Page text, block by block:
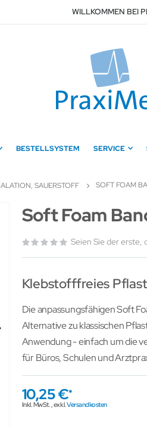
WILLKOMMEN BEI
BESTELLSYSTEM SERVICE
SAUERSTOFF SOFT FOAM
Zum
Anfang
Bildergalerie
springen
Soft Foam
Seien Sie der erste,
Klebstofffreies
Die anpassungsfähigen Soft
Alternative zu klassischen
Anwendung - einfach um die
für Büros, Schulen und
10,25 €
Inkl. MwSt.,exkl.Versandkosten